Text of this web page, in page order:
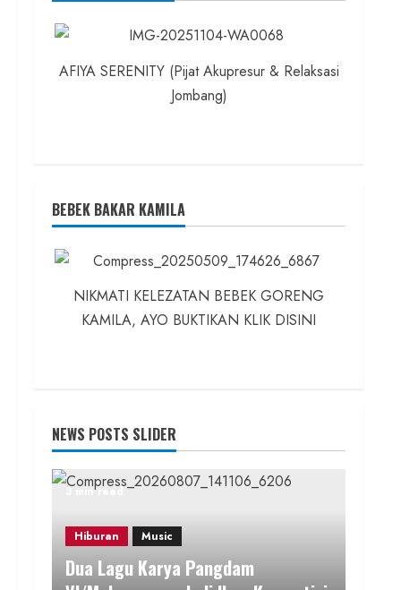
AFIYA SERENITY (Pijat Akupresur & Relaksasi
Jombang)
BEBEK BAKAR KAMILA
NIKMATI KELEZATAN BEBEK GORENG
KAMILA, AYO BUKTIKAN KLIK DISINI
NEWS POSTS SLIDER
3 min read
Hiburan Music
Dua Lagu Karya Pangdam